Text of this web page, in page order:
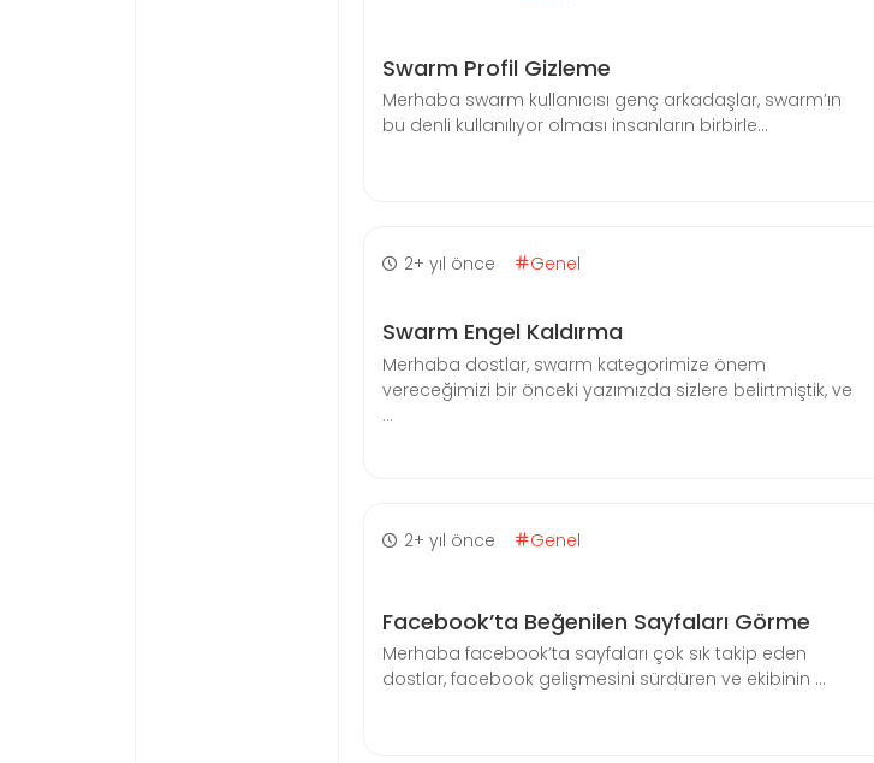
Swarm Profil Gizleme
Merhaba swarm kullanıcısı genç arkadaşlar, swarm’ın
bu denli kullanılıyor olması insanların birbirle...
2+ yıl önce Genel
Swarm Engel Kaldırma
Merhaba dostlar, swarm kategorimize önem
vereceğimizi bir önceki yazımızda sizlere belirtmiştik, ve
...
2+ yıl önce Genel
Facebook’ta Beğenilen Sayfaları Görme
Merhaba facebook’ta sayfaları çok sık takip eden
dostlar, facebook gelişmesini sürdüren ve ekibinin ...